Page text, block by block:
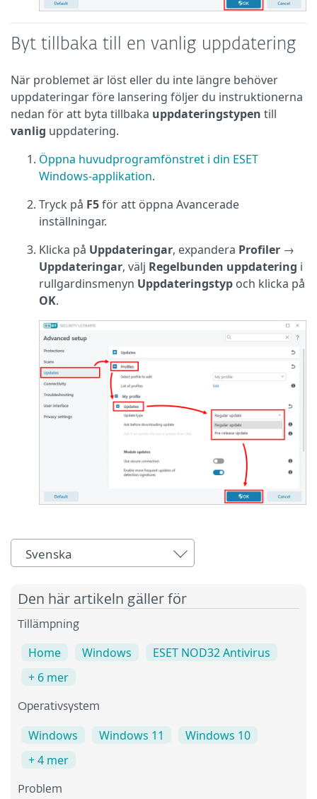
Byt tillbaka till en vanlig uppdatering
När problemet är löst eller du inte längre behöver
uppdateringar före lansering följer du instruktionerna
nedan för att byta tillbaka uppdateringstypen till
vanlig uppdatering.
Öppna huvudprogramfönstret i din ESET
Windows-applikation.
Tryck på F5för att öppna Avancerade
inställningar.
Klicka på Uppdateringar, expandera Profiler →
Uppdateringar, välj Regelbunden uppdatering i
rullgardinsmenyn Uppdateringstyp och klicka på
OK.
Svenska
Den här artikeln gäller för
Tillämpning
Home Windows
ESET NOD32 Antivirus
+ 6 mer
Operativsystem
Windows Windows 11
Windows 10
+ 4 mer
Problem